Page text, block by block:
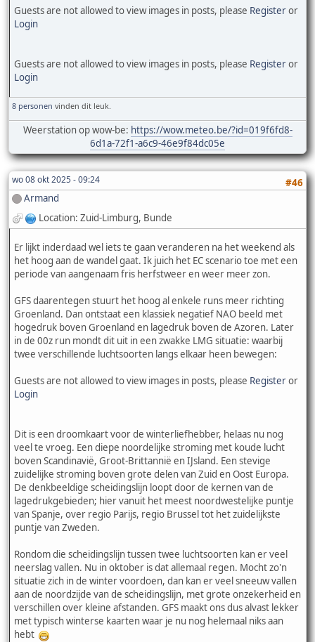
Guests are not allowed to view images in posts, please Registeror
Login
Guests are not allowed to view images in posts, please Registeror
Login
8 personen vinden dit leuk.
Weerstation op wow-be: https://wow.meteo.be/?id=019f6fd8-
6d1a-72f1-a6c9-46e9f84dc05e
wo 08 okt 2025 - 09:24
#46
Armand
Location: Zuid-Limburg, Bunde
Er lijkt inderdaad wel iets te gaan veranderen na het weekend als
het hoog aan de wandel gaat. Ik juich het EC scenario toe met een
periode van aangenaam fris herfstweer en weer meer zon.
GFS daarentegen stuurt het hoog al enkele runs meer richting
Groenland. Dan ontstaat een klassiek negatief NAO beeld met
hogedruk boven Groenland en lagedruk boven de Azoren. Later
in de 00z run mondt dit uit in een zwakke LMG situatie: waarbij
twee verschillende luchtsoorten langs elkaar heen bewegen:
Guests are not allowed to view images in posts, please Registeror
Login
Dit is een droomkaart voor de winterliefhebber, helaas nu nog
veel te vroeg. Een diepe noordelijke stroming met koude lucht
boven Scandinavië, Groot-Brittannië en IJsland. Een stevige
zuidelijke stroming boven grote delen van Zuid en Oost Europa.
De denkbeeldige scheidingslijn loopt door de kernen van de
lagedrukgebieden; hier vanuit het meest noordwestelijke puntje
van Spanje, over regio Parijs, regio Brussel tot het zuidelijkste
puntje van Zweden.
Rondom die scheidingslijn tussen twee luchtsoorten kan er veel
neerslag vallen. Nu in oktober is dat allemaal regen. Mocht zo'n
situatie zich in de winter voordoen, dan kan er veel sneeuw vallen
aan de noordzijde van de scheidingslijn, met grote onzekerheid en
verschillen over kleine afstanden. GFS maakt ons dus alvast lekker
met typisch winterse kaarten waar je nu nog helemaal niks aan
hebt